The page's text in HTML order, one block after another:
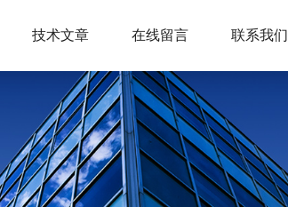
技术文章 在线留言 联系我们